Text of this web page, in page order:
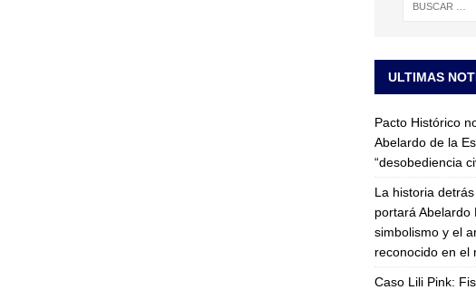
ULTIMAS
Pacto Histórico
Abelardo de la
“desobediencia
La historia
portará Abelardo
simbolismo y el
reconocido en el
Caso Lili Pink: